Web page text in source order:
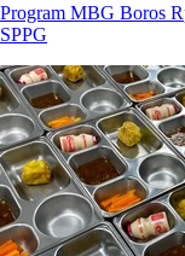
Program MBG Boros
SPPG